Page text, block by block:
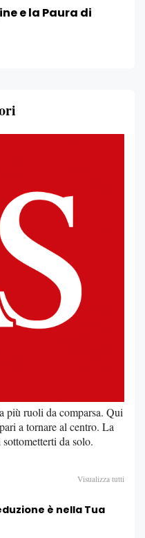
e la Paura di
più ruoli da comparsa. Qui
a tornare al centro. La
da solo.
Visualizza tutti
è nella Tua